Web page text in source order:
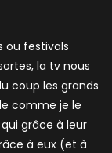
ou festivals
la tv nous
coup les grands
comme je le
grâce à leur
à eux (et à